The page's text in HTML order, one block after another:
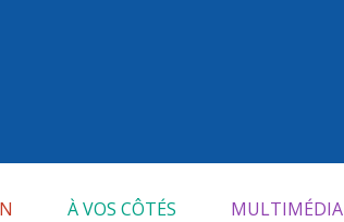
À VOS CÔTÉS MULTIMÉDIA